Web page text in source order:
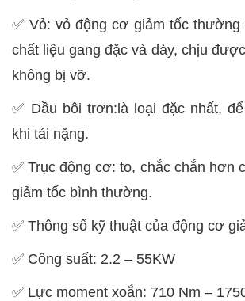
✅Vỏ: vỏ động cơ giảm tốc
chất liệu gang đặc và dày, chịu
không bị vỡ.
✅ Dầu bôi trơn:là loại đặc nhất,
khi tải nặng.
✅Trục động cơ: to, chắc chắn hơn
giảm tốc bình thường.
✅ Thông số kỹ thuật của động cơ
✅ Công suất: 2.2 – 55KW
✅ Lực moment xoắn: 710 Nm –